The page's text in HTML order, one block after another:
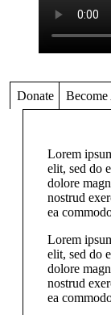
Donate
Lorem
elit, sed do
dolore
nostrud
ea
Lorem
elit, sed do
dolore
nostrud
ea